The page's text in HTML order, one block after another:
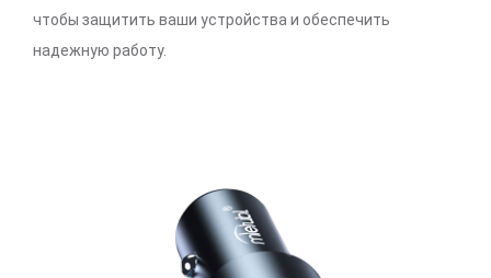
чтобы защитить ваши устройства и обеспечить
надежную работу.